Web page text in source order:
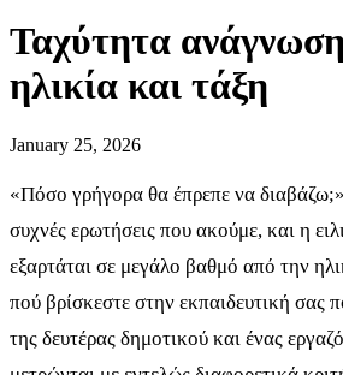
Ταχύτητα
ηλικία και τάξη
January 25, 2026
«Πόσο γρήγορα θα έπρεπε να διαβάζω;»
συχνές ερωτήσεις που ακούμε, και η
εξαρτάται σε μεγάλο βαθμό από την
πού βρίσκεστε στην εκπαιδευτική σας
της δευτέρας δημοτικού και ένας